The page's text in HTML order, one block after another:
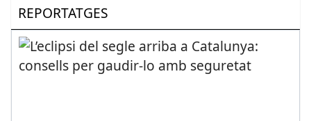
REPORTATGES